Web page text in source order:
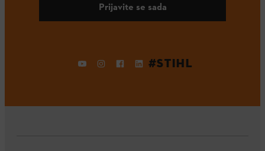
Prijavite se sada
#STIHL